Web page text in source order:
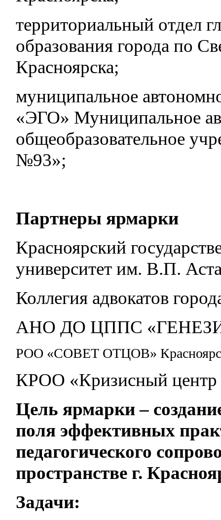
территориальный отдел
образования города по
Красноярска;
муниципальное
«ЭГО» Муниципальное
общеобразовательное
№93»;
Партнеры ярмарки
Красноярский
университет им. В.П.
Коллегия адвокатов
АНО ДО ЦППС
РОО «СОВЕТ ОТЦОВ»
КРОО «Кризисный
Цель ярмарки –
поля эффективных
педагогического
пространстве г.
Задачи: